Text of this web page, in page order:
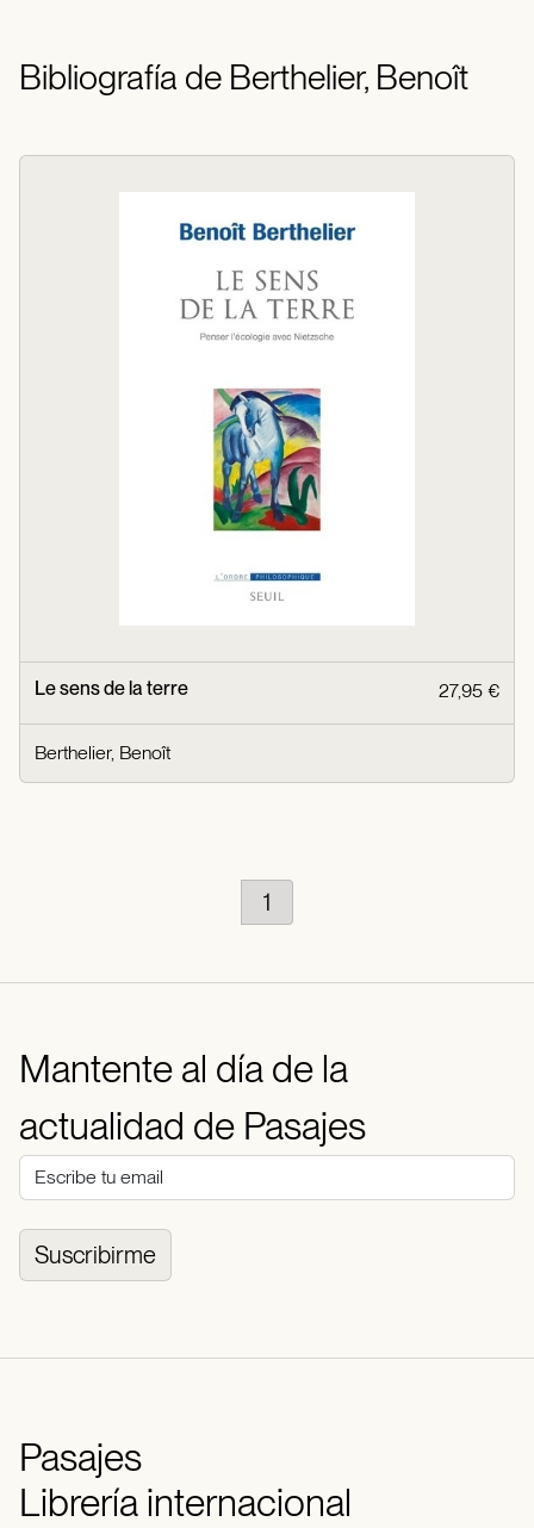
Bibliografía de Berthelier, Benoît
Le sens de la terre 27,95 €
Berthelier, Benoît
1
Mantente al día de la
actualidad de Pasajes
Suscribirme
Pasajes
Librería internacional